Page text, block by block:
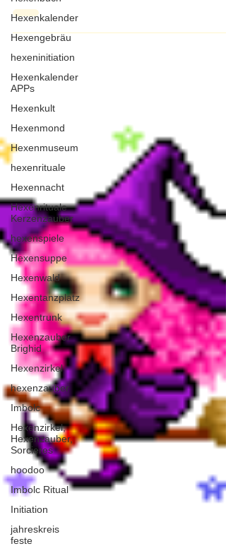
Hexenkalender
Hexengebräu
hexeninitiation
Hexenkalender
APPs
Hexenkult
Hexenmond
Hexenmuseum
hexenrituale
Hexennacht
Hexenrituale
Kerzenzauber
hexenspiele
Hexensuppe
Hexenwald
Hexentanzplatz
Hexentrunk
Hexenzauber
Brighid
Hexenzirkel
hexenzauber
Imbolc
Hexenzirkel,
Hexenzauber,
Sorcieres
hoodoo
Imbolc Ritual
Initiation
jahreskreis
feste